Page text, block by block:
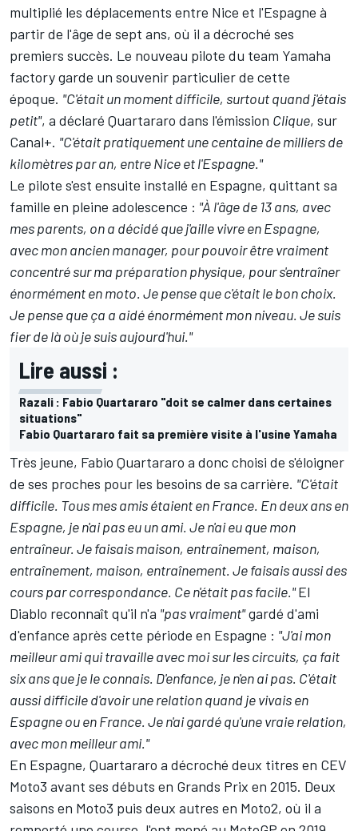
multiplié les déplacements entre Nice et l'Espagne à
partir de l'âge de sept ans, où il a décroché ses
premiers succès. Le nouveau pilote du team Yamaha
factory garde un souvenir particulier de cette
époque. "C'était un moment difficile, surtout quand j'étais
petit", a déclaré Quartararo dans l'émission Clique, sur
Canal+. "C'était pratiquement une centaine de milliers de
kilomètres par an, entre Nice et l'Espagne."
Le pilote s'est ensuite installé en Espagne, quittant sa
famille en pleine adolescence : "À l'âge de 13 ans, avec
mes parents, on a décidé que j'aille vivre en Espagne,
avec mon ancien manager, pour pouvoir être vraiment
concentré sur ma préparation physique, pour s'entraîner
énormément en moto. Je pense que c'était le bon choix.
Je pense que ça a aidé énormément mon niveau. Je suis
fier de là où je suis aujourd'hui."
Lire aussi :
Razali : Fabio Quartararo "doit se calmer dans certaines
situations"
Fabio Quartararo fait sa première visite à l'usine Yamaha
Très jeune, Fabio Quartararo a donc choisi de s'éloigner
de ses proches pour les besoins de sa carrière. "C'était
difficile. Tous mes amis étaient en France. En deux ans en
Espagne, je n'ai pas eu un ami. Je n'ai eu que mon
entraîneur. Je faisais maison, entraînement, maison,
entraînement, maison, entraînement. Je faisais aussi des
cours par correspondance. Ce n'était pas facile."El
Diablo reconnaît qu'il n'a "pas vraiment"gardé d'ami
d'enfance après cette période en Espagne : "J'ai mon
meilleur ami qui travaille avec moi sur les circuits, ça fait
six ans que je le connais. D'enfance, je n'en ai pas. C'était
aussi difficile d'avoir une relation quand je vivais en
Espagne ou en France. Je n'ai gardé qu'une vraie relation,
avec mon meilleur ami."
En Espagne, Quartararo a décroché deux titres en CEV
Moto3 avant ses débuts en Grands Prix en 2015. Deux
saisons en Moto3 puis deux autres en Moto2, où il a